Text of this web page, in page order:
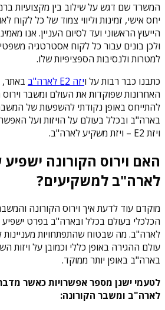
המשרד שם דגש על שילוב בין מקצועיות
יחס אישי, זמינות וליווי צמוד של כל
הייעוץ הראשוני ועד לסיום העניין. אנו
ולכן בונים עבור כל לקוח אסטרטגיה
למטרות ולנסיבות הספציפיות שלו.
כתבנו כבר רבות על ויזה E2 לארה"ב
באתר,
האחרונות שפוקדות את העולם ומשבר
להתייחס באופן נקודתי להשפעות של
בארה"ב ובכלל בעולם על הויזות ועל
ויזת E2 – ויזת משקיע לארה"ב.
לארה"ב למשקיעים?
מוקדם עוד לדעת איך וירוס הקורונה
לארה"ב. מה שבטוח שהתפתחויות מעניינות
עולם ההגירה באופן כללי וכמובן על
בארה"ב באופן יותר ממוקד.
לארה"ב ומשבר הקורונה: